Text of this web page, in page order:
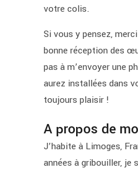
votre colis.
Si vous y pensez,
bonne réception des
pas à m’envoyer une
aurez installées dans
toujours plaisir !
A propos de
J’habite à Limoges,
années à gribouiller, je